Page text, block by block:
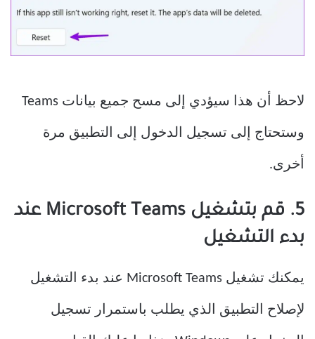
لاحظ أن هذا سيؤدي إلى مسح جميع بيانات Teams
وستحتاج إلى تسجيل الدخول إلى التطبيق مرة
أخرى.
5. قم بتشغيل Microsoft Teams عند
بدء التشغيل
يمكنك تشغيل Microsoft Teams عند بدء التشغيل
لإصلاح التطبيق الذي يطلب باستمرار تسجيل